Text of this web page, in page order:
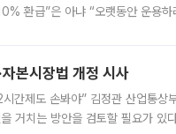
환급”은 아냐 “오랫동안 운용하
본시장법 개정 시사
간제도 손봐야” 김정관 산업통상
거치는 방안을 검토할 필요가 있